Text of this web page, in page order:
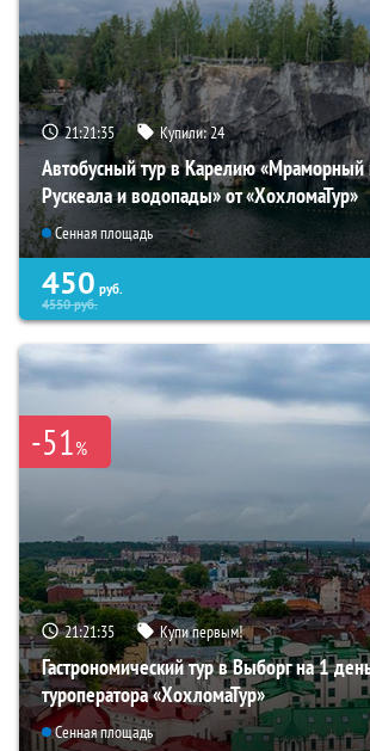
21:21:33 Купили:24
Автобусный тур в Карелию «Мраморный
Рускеала и водопады» от «ХохломаТур»
Сенная площадь
450 руб.
4550руб.
-51%
21:21:33 Купи первым!
Гастрономический тур в Выборг на 1
туроператора «ХохломаТур»
Сенная площадь